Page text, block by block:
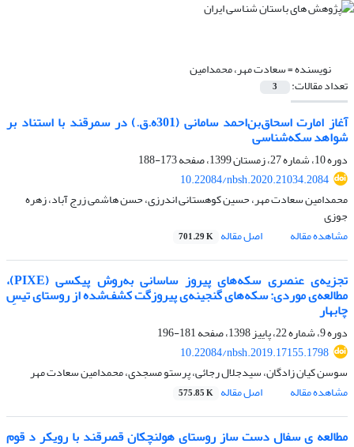
نویسنده =سعادت مهر، محمدامین
تعداد مقالات: 3
آغاز امارت اسحاق‌بن‌احمد سامانی (301ه.ق.) در سمرقند با استناد بر
شواهد سکه‌شناسی
دوره 10، شماره 27، زمستان 1399، صفحه
173-188
10.22084/nbsh.2020.21034.2084
محمدامین سعادت مهر، حسین کوهستانی اندرزی، حسن هاشمی زرج آباد، زهره
جوزی
مشاهده مقاله
اصل مقاله 701.29 K
تجزیه‌ی عنصری سکه‌های پیروز ساسانی به‌روش پیکسی (PIXE)،
مطالعه‌ی موردی: سکه‌های گنجینه‌ی پیروزگت کشف‌شده از روستای تیسِ
چابهار
دوره 9، شماره 22، پاییز 1398، صفحه
181-196
10.22084/nbsh.2019.17155.1798
سوسن کیان زادگان، سیدجلال رجائی، پرستو مسجدی، محمدامین سعادت مهر
مشاهده مقاله
اصل مقاله 575.85 K
مطالعه ی سفال دست ساز روستای هولنچکان قصرقند با رویکر د قوم